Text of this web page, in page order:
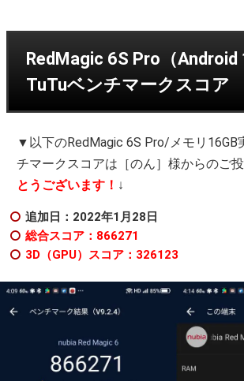
RedMagic 6S Pro（Android
TuTuベンチマークスコア
▼以下のRedMagic 6S Pro/メモリ16GB
チマークスコアは［のん］様からのご投
とうございます！ ↓
追加日：2022年1 月28日
総合スコア：866271
3D（GPU）スコア：326123